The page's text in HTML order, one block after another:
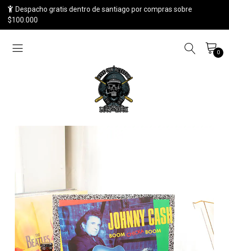
Despacho gratis dentro de santiago por compras sobre
$100.000
0